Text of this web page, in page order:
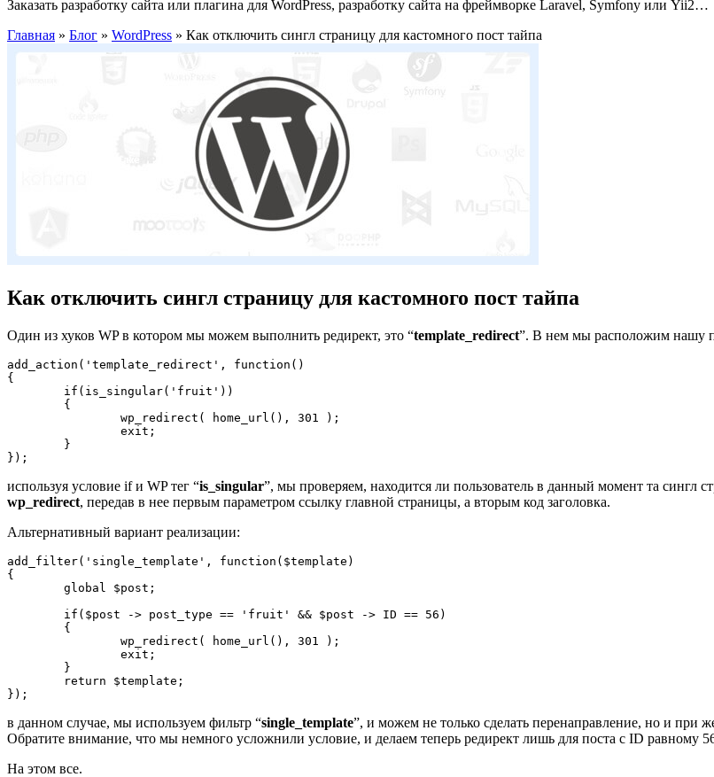
Заказать разработку сайта или плагина для WordPress, разработку сайта на фреймворке Laravel, Symfony или Yii2…
Главная » Блог » WordPress » Как отключить сингл страницу для кастомного пост тайпа
Как отключить сингл страницу для кастомного пост тайпа
Один из хуков WP в котором мы можем выполнить редирект, это “template_redirect”. В нем мы расположим нашу
add_action('template_redirect', function()
{
});
используя условие if и WP тег “is_singular”, мы проверяем, находится ли пользователь в данный момент та
wp_redirect, передав в нее первым параметром ссылку главной страницы, а вторым код заголовка.
Альтернативный вариант реализации:
add_filter('single_template', function($template)
{
});
в данном случае, мы используем фильтр “single_template”, и можем не только сделать перенаправление, но и при
Обратите внимание, что мы немного усложнили условие, и делаем теперь редирект лишь для поста с ID равному
На этом все.